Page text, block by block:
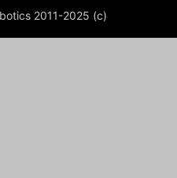
2011-2025 (c)